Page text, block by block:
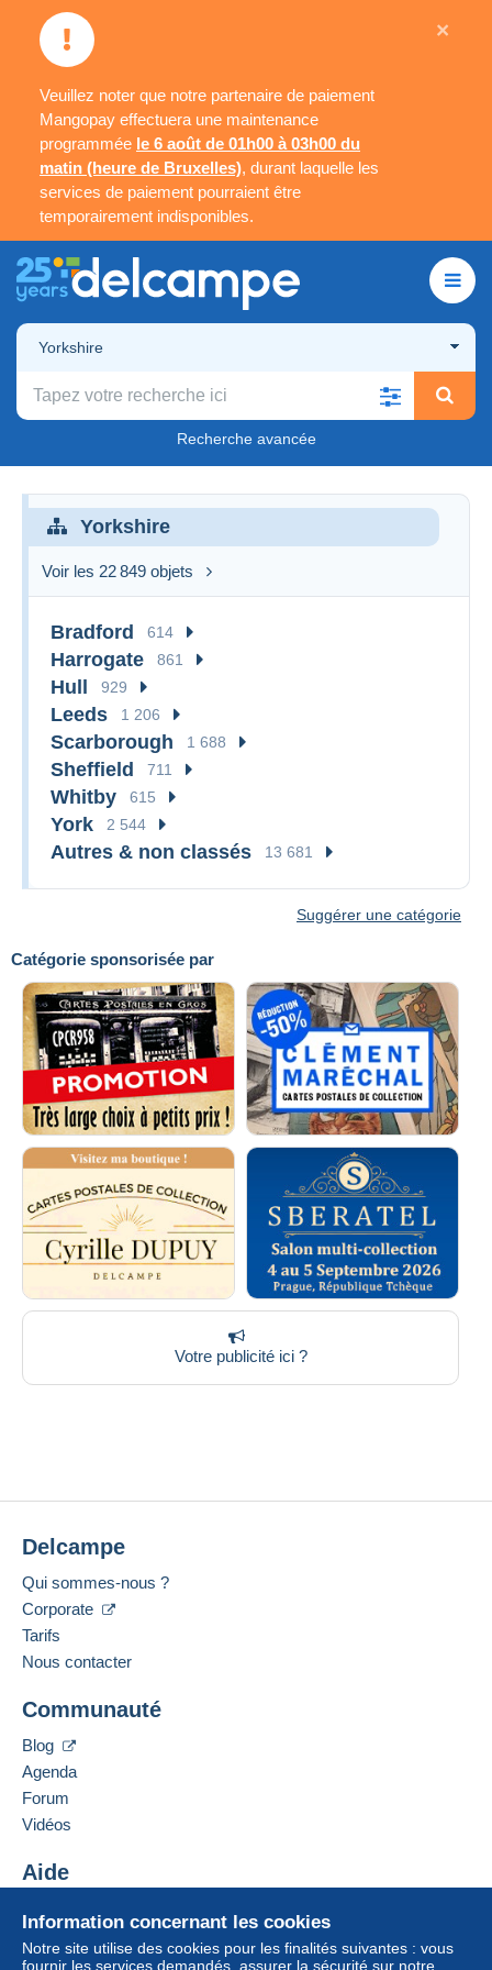
Veuillez noter que notre partenaire de paiement
Mangopay effectuera une maintenance
programmée le 6 août de 01h00 à 03h00 du
matin (heure de Bruxelles), durant laquelle les
services de paiement pourraient être
temporairement indisponibles.
×
Yorkshire
Recherche avancée
Catégorie sponsorisée par
Votre publicité ici ?
Yorkshire
Voir les 22 849 objets
Bradford 614
Harrogate 861
Hull 929
Leeds 1 206
Scarborough 1 688
Sheffield 711
Whitby 615
York 2 544
Autres & non classés 13 681
Suggérer une catégorie
Information concernant les cookies
Notre site utilise des cookies pour les finalités suivantes : vous
fournir les services demandés, assurer la sécurité sur notre
Delcampe
Qui sommes-nous ?
Corporate
Tarifs
Nous contacter
Communauté
Blog
Agenda
Forum
Vidéos
Aide
Acheter sur Delcampe
Vendre sur Delcampe